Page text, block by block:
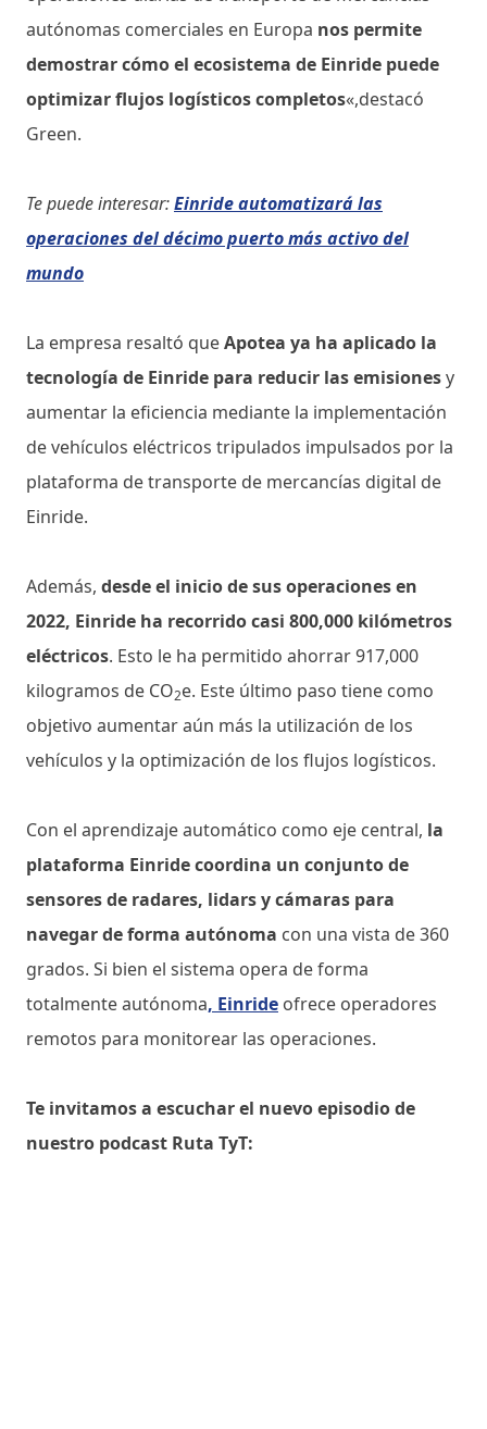
autónomas comerciales en Europa nos permite
demostrar cómo el ecosistema de Einride puede
optimizar flujos logísticos completos«,destacó
Green.
Te puede interesar:Einride automatizará las
operaciones del décimo puerto más activo del
mundo
La empresa resaltó queApotea ya ha aplicado la
tecnología de Einride para reducir las emisionesy
aumentar la eficiencia mediante la implementación
de vehículos eléctricos tripulados impulsados ​​por la
plataforma de transporte de mercancías digital de
Einride.
Además, desde el inicio de sus operaciones en
2022, Einride ha recorrido casi 800,000 kilómetros
eléctricos. Esto le ha permitido ahorrar 917,000
kilogramos de CO2e. Este último paso tiene como
objetivo aumentar aún más la utilización de los
vehículos y la optimización de los flujos logísticos.
Con el aprendizaje automático como eje central, la
plataforma Einride coordina un conjunto de
sensores de radares, lidars y cámaras para
navegar de forma autónoma con una vista de 360 ​​
grados. Si bien el sistema opera de forma
totalmente autónoma, Einride ofrece operadores
remotos para monitorear las operaciones.
Te invitamos a escuchar el nuevo episodio de
nuestro podcast Ruta TyT: